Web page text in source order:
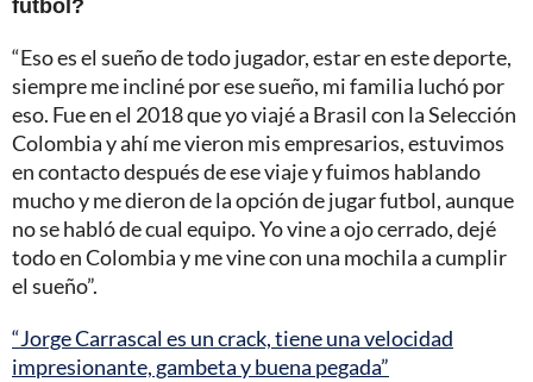
“Eso es el sueño de todo jugador, estar en este deporte,
siempre me incliné por ese sueño, mi familia luchó por
eso. Fue en el 2018 que yo viajé a Brasil con la Selección
Colombia y ahí me vieron mis empresarios, estuvimos
en contacto después de ese viaje y fuimos hablando
mucho y me dieron de la opción de jugar futbol, aunque
no se habló de cual equipo. Yo vine a ojo cerrado, dejé
todo en Colombia y me vine con una mochila a cumplir
el sueño”.
“Jorge Carrascal es un crack, tiene una velocidad
impresionante, gambeta y buena pegada”